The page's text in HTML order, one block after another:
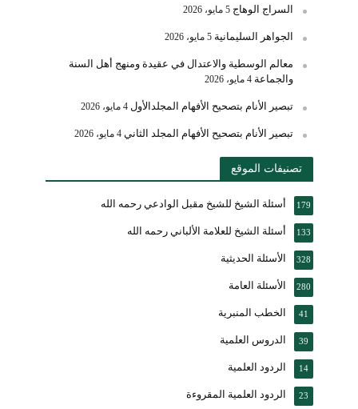
السراج الوهاج 5 مايو، 2026
الجواهر السليمانية 5 مايو، 2026
معالم الوسطية والاعتدال في عقيدة ومنهج أهل السنة
والجماعة 4 مايو، 2026
تبصير الأنام بتصحيح الأفهام المجلدالأول 4 مايو، 2026
تبصير الأنام بتصحيح الأفهام المجلد الثاني 4 مايو، 2026
تصنيفات الموقع
أسئلة الشيخ للشيخ مقبل الوادعي رحمه الله 179
أسئلة الشيخ للعلامة الألباني رحمه الله 133
الأسئلة الحديثية 328
الأسئلة العامة 280
الخطب المنبرية 41
الدروس العلمية 39
الردود العلمية 14
الردود العلمية المقروءة 23